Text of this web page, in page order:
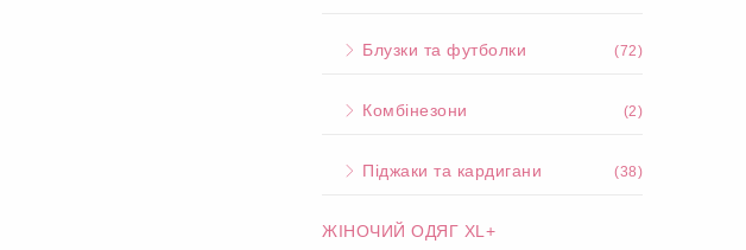
Блузки та футболки (72)
Комбінезони (2)
Піджаки та кардигани (38)
ЖІНОЧИЙ ОДЯГ XL+